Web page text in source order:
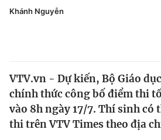
Thế giới
Tin tức
Y tế
Khánh Nguyễn
VTV.vn - Dự kiến, Bộ Giáo
chính thức công bố điểm thi
vào 8h ngày 17/7. Thí sinh có
thi trên VTV Times theo địa